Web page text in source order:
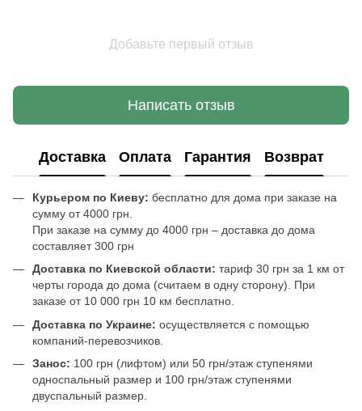
Добавьте первый отзыв
Написать отзыв
Доставка Оплата Гарантия Возврат
Курьером по Киеву: бесплатно для дома при заказе на
сумму от 4000 грн.
При заказе на сумму до 4000 грн – доставка до дома
составляет 300 грн
Доставка по Киевской области: тариф 30 грн за 1 км от
черты города до дома (считаем в одну сторону). При
заказе от 10 000 грн 10 км бесплатно.
Доставка по Украине: осуществляется с помощью
компаний-перевозчиков.
Занос: 100 грн (лифтом) или 50 грн/этаж ступенями
односпальный размер и 100 грн/этаж ступенями
двуспальный размер.